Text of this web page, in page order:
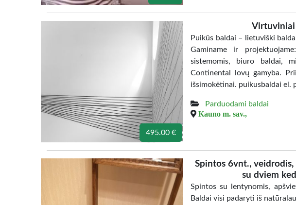
495.00 €
Virtuviniai
Puikūs baldai – lietuviški
Gaminame ir
sistemomis, biuro baldai,
Continental lovų gamyba.
išsimokėtinai. puikusbaldai el.
Parduodami baldai
Kauno m. sav.,
Spintos 6vnt.,
su dviem
Spintos su lentynomis,
Baldai visi padaryti iš